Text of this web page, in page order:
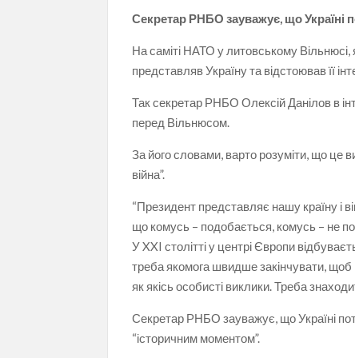
Секретар РНБО зауважує, що Україні
На саміті НАТО у литовському
представляв Україну та відстоював її
Так секретар РНБО Олексій Данілов в
перед Вільнюсом.
За його словами, варто розуміти, що це
війна”.
“Президент представляє нашу країну і
що комусь – подобається, комусь – не
У XXI столітті у центрі Європи
треба якомога швидше закінчувати,
як якісь особисті виклики. Треба
Секретар РНБО зауважує, що Україні
“історичним моментом”.